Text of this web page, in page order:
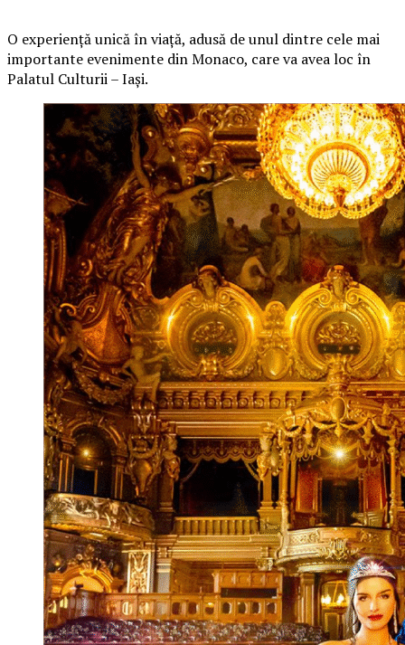
O experiență unică în viață, adusă de unul dintre cele mai
importante evenimente din Monaco, care va avea loc în
Palatul Culturii – Iași.